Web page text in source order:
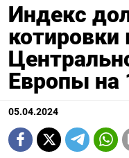
Индекс
котировки
Европы
05.04.2024